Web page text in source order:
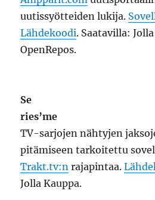
Sa
ilwave
Internet radio -sovellus.
m
odRana
modRana is a flexible GPS
for mobile Linux devices.
Lähdekoodi. Saatavilla: